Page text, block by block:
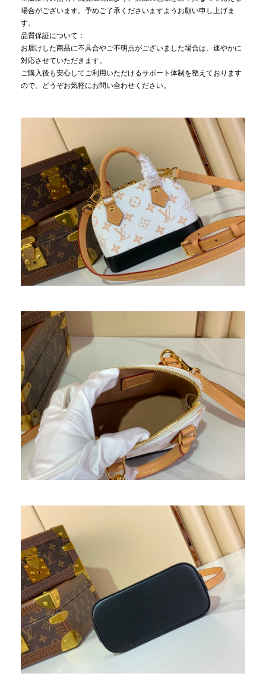
場合がございます。予めご了承くださいますようお願い申し上げま
す。
品質保証について：
お届けした商品に不具合やご不明点がございました場合は、速やかに
対応させていただきます。
ご購入後も安心してご利用いただけるサポート体制を整えております
ので、どうぞお気軽にお問い合わせください。